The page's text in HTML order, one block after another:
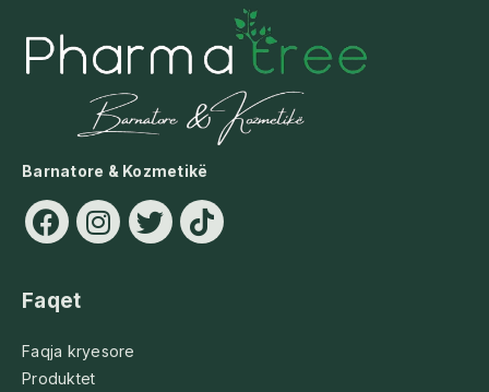
Barnatore & Kozmetikë
Faqet
Faqja kryesore
Produktet